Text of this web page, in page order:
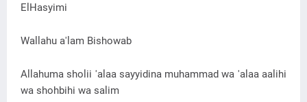
ElHasyimi
Wallahu a'lam Bishowab
Allahuma sholii 'alaa sayyidina muhammad wa 'alaa aalihi
wa shohbihi wa salim